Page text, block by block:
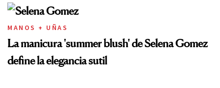
MANOS + UÑAS
La manicura 'summer blush' de Selena Gomez
define la elegancia sutil